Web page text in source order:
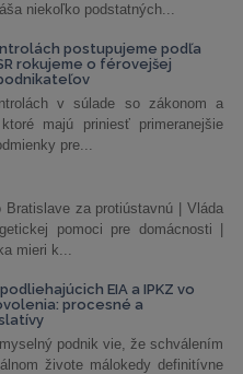
niekoľko podstatných...
postupujeme podľa
rokujeme o férovejšej
v súlade so zákonom a
majú priniesť primeranejšie
pre...
za protiústavnú | Vláda
pomoci pre domácnosti |
mieri k...
EIA a IPKZ vo
procesné a
podnik vie, že schválením
živote málokedy definitívne